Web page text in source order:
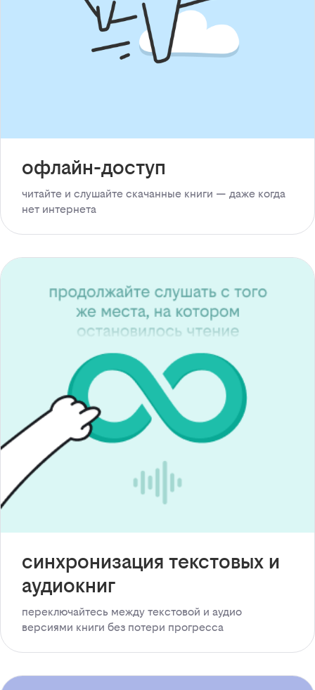
офлайн-доступ
читайте и слушайте скачанные книги — даже когда
нет интернета
синхронизация текстовых и
аудиокниг
переключайтесь между текстовой и аудио
версиями книги без потери прогресса